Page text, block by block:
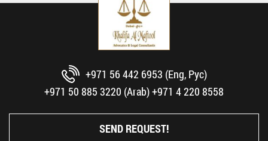
+971 56 442 6953 (Eng, Рус)
+971 50 885 3220 (Arab)+971 4 220 8558
SEND REQUEST!